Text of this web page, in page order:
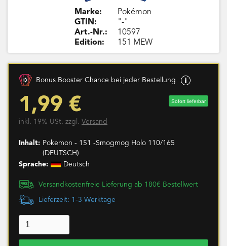
Marke:
GTIN:
Art.-Nr.:
Edition:
Pokémon
"-"
10597
151 MEW
Bonus Booster Chance bei jeder Bestellung
1,99 € Sofort lieferbar
inkl. 19% USt. zzgl. Versand
Inhalt: Pokemon - 151 -Smogmog Holo 110/165
(DEUTSCH)
Sprache:
Deutsch
Versandkostenfreie Lieferung ab 180€ Bestellwert
Lieferzeit: 1-3 Werktage